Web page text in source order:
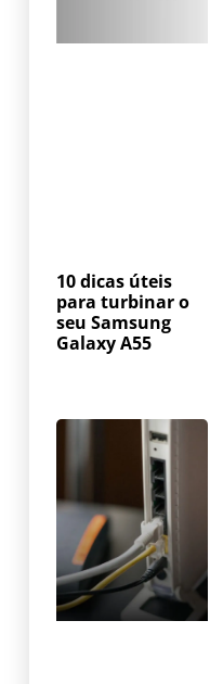
10 dicas úteis
para turbinar o
seu Samsung
Galaxy A55